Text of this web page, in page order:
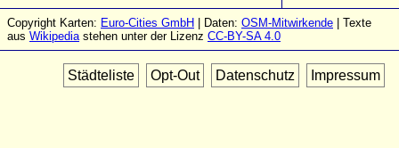
Copyright Karten: Euro-Cities GmbH | Daten: OSM-Mitwirkende | Texte
aus Wikipediastehen unter der Lizenz CC-BY-SA 4.0
Städteliste Opt-Out Datenschutz Impressum